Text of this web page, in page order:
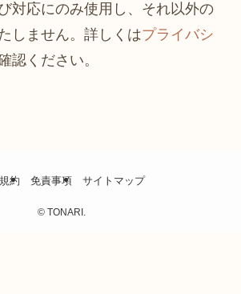
対応にのみ使用し、それ以外の
しません。詳しくはプライバシ
認ください。
約 免責事項 サイトマップ
© TONARI.